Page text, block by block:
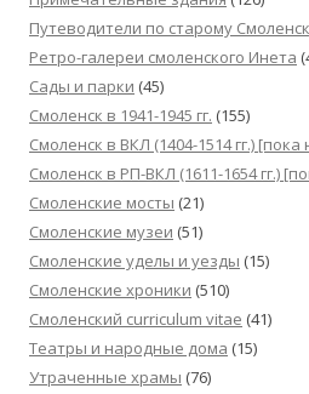
Путеводители по старому
Ретро-галереи смоленского Инета
Сады и парки (45)
Смоленск в 1941-1945 гг. (155)
Смоленск в ВКЛ (1404-1514 гг.)
Смоленск в РП-ВКЛ (1611-1654 гг.)
Смоленские мосты (21)
Смоленские музеи (51)
Смоленские уделы и уезды (15)
Смоленские хроники (510)
Смоленский сurriculum vitae (41)
Театры и народные дома (15)
Утраченные храмы (76)